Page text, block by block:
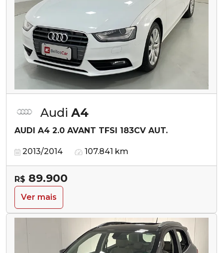
Audi A4
AUDI A4 2.0 AVANT TFSI 183CV AUT.
2013/2014 107.841 km
R$ 89.900
Ver mais